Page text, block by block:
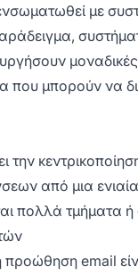
με
που μπορούν να
από μια ενιαία
πολλά τμήματα
email